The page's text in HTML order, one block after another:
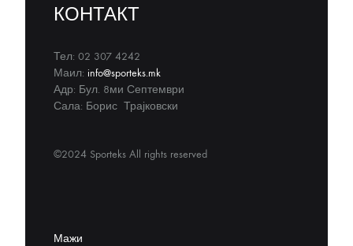
КОНТАКТ
Тел: 02 307 4242
Маил: info@sporteks.mk
Адр: Бул. 8ми Септември
Сала: Борис Трајковски
©2024 Sporteks All rights reserved
Мажи